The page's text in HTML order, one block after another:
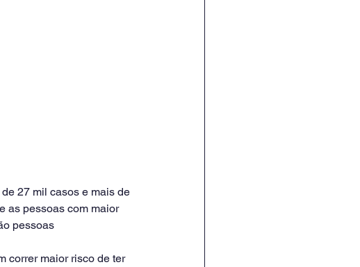
27 mil casos e mais de
as pessoas com maior
pessoas
correr maior risco de ter